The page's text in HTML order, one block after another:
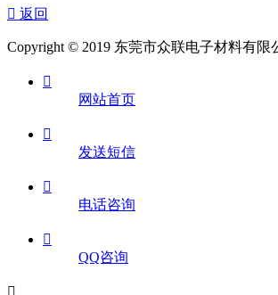
 返回
Copyright © 2019 东莞市众联电子材料有限

网站首页

发送短信

电话咨询

QQ咨询
